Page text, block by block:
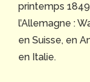
printemps
l’Allemagne :
en Suisse, en
en Italie.